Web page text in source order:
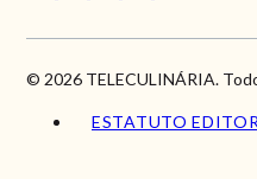
© 2026 TELECULINÁRIA.
ESTATUTO